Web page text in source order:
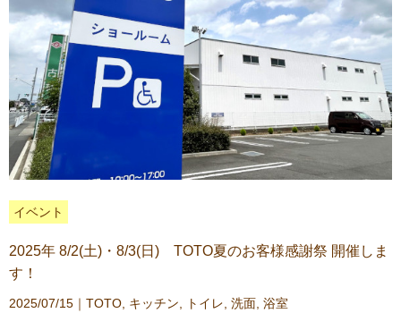
イベント
2025年 8/2(土)・8/3(日) TOTO夏のお客様感謝祭 開催しま
す！
2025/07/15｜ TOTO キッチン トイレ 洗面 浴室